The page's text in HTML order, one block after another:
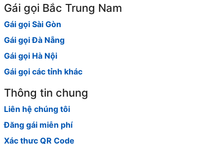
Gái gọi Bắc Trung Nam
Gái gọi Sài Gòn
Gái gọi Đà Nẵng
Gái gọi Hà Nội
Gái gọi các tỉnh khác
Thông tin chung
Liên hệ chúng tôi
Đăng gái miễn phí
Xác thực QR Code